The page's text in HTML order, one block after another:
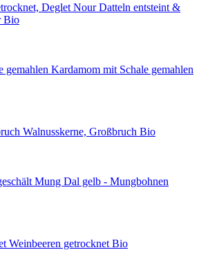
Datteln entsteint &
Bio
Kardamom mit Schale gemahlen
Walnusskerne, Großbruch Bio
Mung Dal gelb - Mungbohnen
Weinbeeren getrocknet Bio